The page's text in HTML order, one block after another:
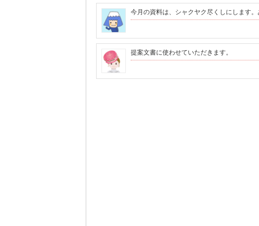
今月の資料は、シャクヤク尽くしにします。
提案文書に使わせていただきます。